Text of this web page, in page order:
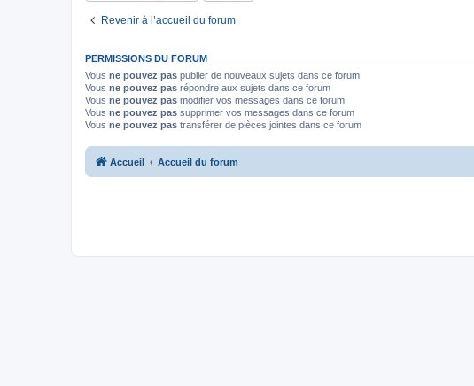
Revenir à l’accueil du forum
PERMISSIONS DU FORUM
Vous ne pouvez pas publier de nouveaux sujets dans ce forum
Vous ne pouvez pas répondre aux sujets dans ce forum
Vous ne pouvez pas modifier vos messages dans ce forum
Vous ne pouvez pas supprimer vos messages dans ce forum
Vous ne pouvez pas transférer de pièces jointes dans ce forum
Accueil Accueil du forum